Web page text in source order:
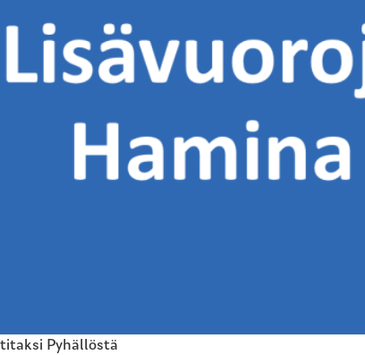
Pyhällöstä